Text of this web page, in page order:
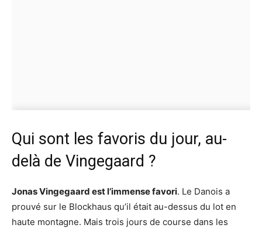
Qui sont les favoris du jour, au-
delà de Vingegaard ?
Jonas Vingegaard est l’immense favori. Le Danois a
prouvé sur le Blockhaus qu’il était au-dessus du lot en
haute montagne. Mais trois jours de course dans les